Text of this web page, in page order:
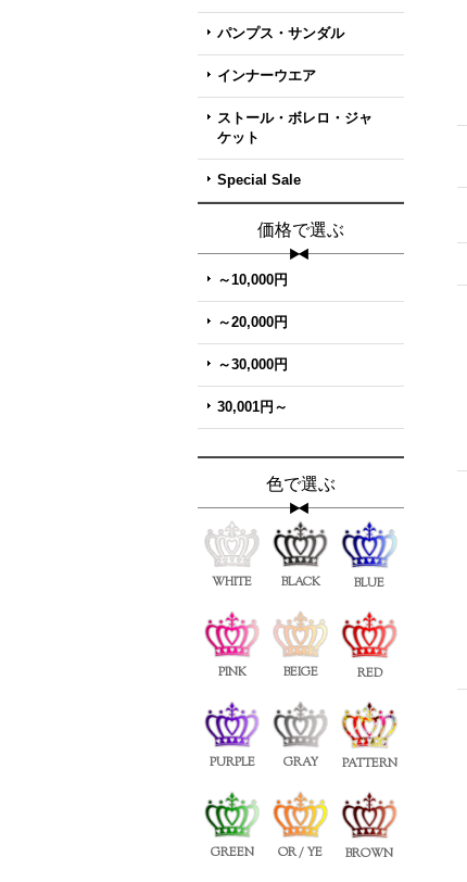
パンプス・サンダル
インナーウエア
ストール・ボレロ・ジャ
ケット
Special Sale
価格で選ぶ
～10,000円
～20,000円
～30,000円
30,001円～
色で選ぶ
WHITE BLACK BLUE
PINK BEIGE RED
PURPLE GRAY PATTERN
GREEN OR / YE BROWN